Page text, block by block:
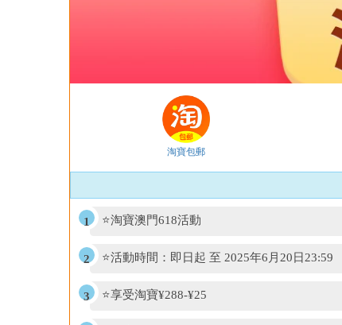
淘寶包郵
⭐淘寶澳門618活動
⭐活動時間：即日起 至 2025年6月20日23:59
⭐享受淘寶¥288-¥25